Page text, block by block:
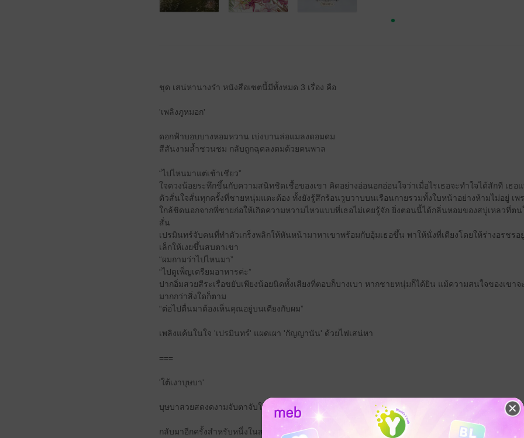
ชุด เสน่หานางรำ หนังสือเซตนี้มีทั้งหมด 3 เรื่อง คือ
'เพลิงภูหมอก'
ดอกฟ้าบอบบางหอมหวาน เบ่งบานล่อแมลงดอมดม
สีสันงามล้ำชวนชม กลับถูกฉุดลงตมด้วยคนพาล
“ไปไหนมาแต่เช้าเชียว”
ใจดวงน้อยระทึกขึ้นกับความสนิทชิดเชื้อของเขา คิดอย่างอ่อนอกอ่อนใจว่าเมื่อไรเธอจะทำใจได้สักที เธ
ตัวสั่นใจสั่นทุกครั้งที่ชายหนุ่มแตะต้อง ทั้งยังรู้สึกร้อนวูบวาบบนเรือนกายรวมทั้งใบหน้าอย่างห้ามไม่อยู่ เพ
ใกล้ชิดนอกจากพี่ชายก่อให้เกิดความหวามไหวแบบที่เธอไม่เคยรู้จัก ยิ่งตอนนี้ได้กลิ่นหอมของสบู่เหลวที่ตน
สั่น
เปรมินทร์จับคนที่ทำตัวเกร็งพลิกให้หันหน้ามาหาเขาพร้อมกับอุ้มเธอขึ้น พาให้นั่งที่เตียงโดยให้ร่างอรชร
เล็กให้เงยขึ้นสบตาเขา
“ผมถามว่าไปไหนมา”
“ไปดูเพ็ญเตรียมอาหารค่ะ”
ปากอิ่มสวยสีระเรื่อขยับเพียงน้อยนิดทั้งเสียงที่ตอบก็บางเบา หากชายหนุ่มก็ได้ยิน แม้ความสนใจของเขา
มากกว่าสิ่งใดก็ตาม
“ต่อไปตื่นมาต้องเห็นคุณอยู่บนเตียงกับผม”
เพลิงแค้นในใจ 'เปรมินทร์' แผดเผา 'กัญญานัน' ด้วยไฟเสน่หา
===
'ใต้เงาบุษบา'
บุษบาสวยสดงดงามจับตาจับใจ ใครเล่าจะแลมองจินตะหราผู้ต่ำศักดิ์
กลับมาอีกครั้งสำหรับหนึ่งในสามสาวนางรำ ‘พิมพ์ปราง’ ที่เป็นเพื่อนสาวคนสนิทของหม่อมหลวงกัญญานัน